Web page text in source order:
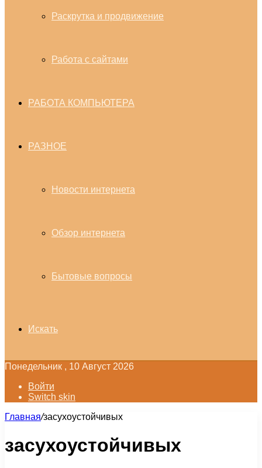
Раскрутка и продвижение
Работа с сайтами
РАБОТА КОМПЬЮТЕРА
РАЗНОЕ
Новости интернета
Обзор интернета
Бытовые вопросы
Искать
Понедельник , 10 Август 2026
Войти
Switch skin
Главная/засухоустойчивых
засухоустойчивых